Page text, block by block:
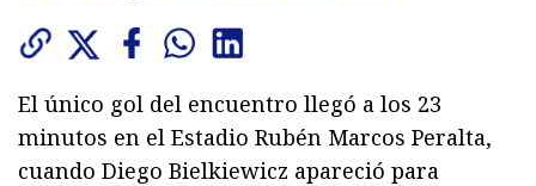
El único gol del encuentro llegó a los 23
minutos en el Estadio Rubén Marcos Peralta,
cuando Diego Bielkiewicz apareció para